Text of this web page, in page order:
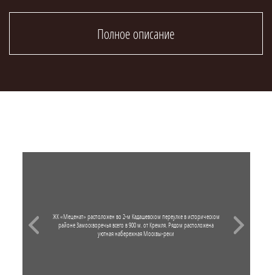
ЖК «Меценат» расположен во 2-м Кадашевском переулке в историческом
районе Замоскворечья всего в 900 м. от Кремля. Рядом расположена
уютная набережная Москвы-реки